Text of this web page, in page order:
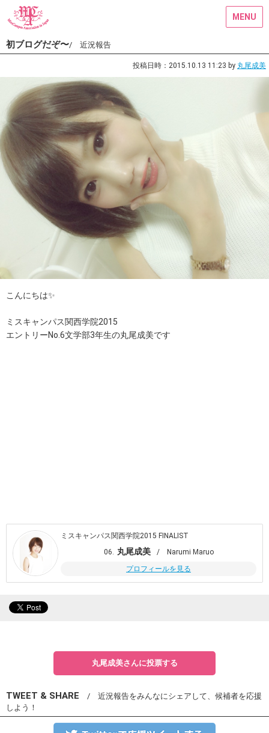
MENU
初ブログだぞ〜/ 近況報告
投稿日時：2015.10.13 11:23 by 丸尾成美
こんにちは✨
ミスキャンパス関西学院2015
エントリーNo.6文学部3年生の丸尾成美です
ミスキャンパス関西学院2015 FINALIST
06. 丸尾成美
/ Narumi Maruo
プロフィールを見る
丸尾成美さんに投票する
TWEET & SHARE / 近況報告をみんなにシェアして、候補者を応援
しよう！